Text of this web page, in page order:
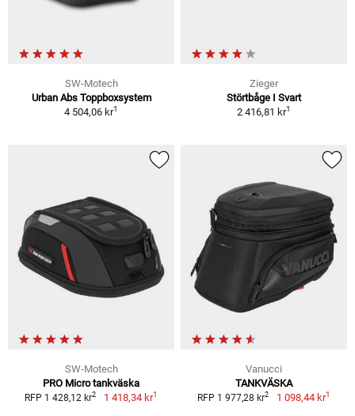
SW-Motech
Urban Abs Toppboxsystem
4 504,06 kr1
Zieger
Störtbåge I Svart
2 416,81 kr1
SW-Motech
PRO Micro tankväska
RFP 1 428,12 kr2 1 418,34 kr1
Vanucci
TANKVÄSKA
RFP 1 977,28 kr2 1 098,44 kr1